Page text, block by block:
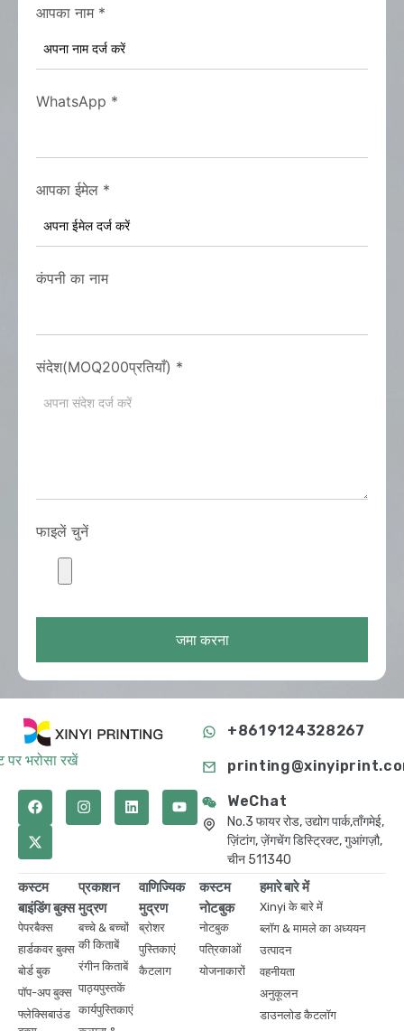
आपका नाम *
WhatsApp *
आपका ईमेल *
कंपनी का नाम
संदेश(MOQ200प्रतियाँ) *
फाइलें चुनें
जमा करना
पर भरोसा रखें
+8619124328267
WeChat
No.3 फायर रोड, उद्योग पार्क,ताँगमेई,
ज़िंटांग, ज़ेंगचेंग डिस्ट्रिक्ट, गुआंगज़ौ,
चीन 511340
कस्टम
बाइंडिंग बुक्स
पेपरबैक्स
हार्डकवर बुक्स
बोर्ड बुक
पॉप-अप बुक्स
फ्लेक्सिबाउंड
प्रकाशन
मुद्रण
बच्चे & बच्चों
की किताबें
रंगीन किताबें
पाठ्यपुस्तकें
कार्यपुस्तिकाएं
वाणिज्यिक
मुद्रण
ब्रोशर
पुस्तिकाएं
कैटलाग
कस्टम
नोटबुक
नोटबुक
पत्रिकाओं
योजनाकारों
हमारे बारे में
Xinyi के बारे में
ब्लॉग & मामले का अध्ययन
उत्पादन
वहनीयता
अनुकूलन
डाउनलोड कैटलॉग